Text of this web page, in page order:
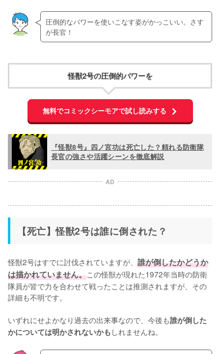
圧倒的なパワーを使いこなす姿がかっこいい。さす
が長官！
怪獣2号の圧倒的パワーを
無料でコミックシーモアで試し読みする
『怪獣8号』四ノ宮功は死亡した？頼れる防衛隊
長官の強さや活躍シーンを徹底解説
AD
【死亡】怪獣2号は誰に倒された？
怪獣2号はすでに討伐されていますが、 誰が倒したかどうか
は描かれていません。この怪獣が現れた1972年当時の防衛
隊員が皆で力を合わせて戦ったことは推測されますが、その
詳細も不明です。
いずれにせよかなり過去の出来事なので、今後も誰が倒した
かについては明かされないかもしれませんね。